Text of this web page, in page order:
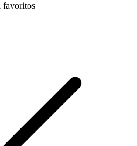
favoritos